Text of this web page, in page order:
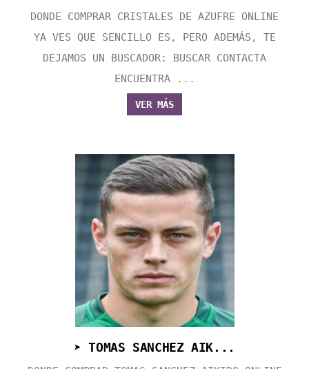
DONDE COMPRAR CRISTALES DE AZUFRE ONLINE
YA VES QUE SENCILLO ES, PERO ADEMÁS, TE
DEJAMOS UN BUSCADOR: BUSCAR CONTACTA
ENCUENTRA ...
VER MÁS
➤ TOMAS SANCHEZ AIK...